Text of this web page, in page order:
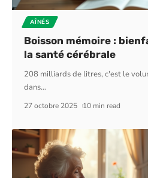
AÎNÉS
Boisson mémoire :
la santé cérébrale
208 milliards de litres, c'est le
dans…
27 octobre 2025 10 min read